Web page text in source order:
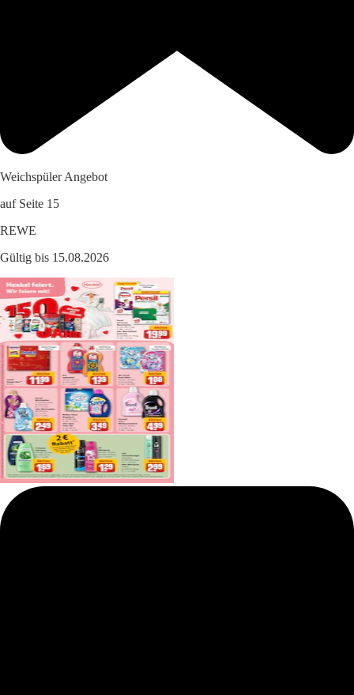
Weichspüler Angebot
auf Seite 15
REWE
Gültig bis 15.08.2026